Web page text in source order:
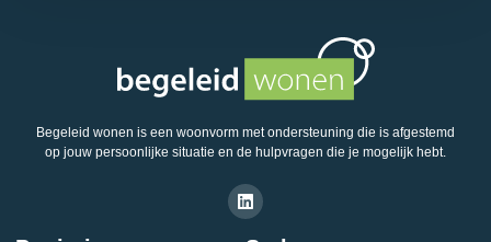
Begeleid wonen is een woonvorm met ondersteuning die is afgestemd
op jouw persoonlijke situatie en de hulpvragen die je mogelijk hebt.